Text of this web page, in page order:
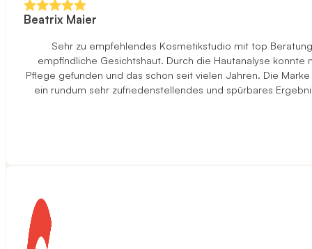
Beatrix Maier
Sehr zu empfehlendes Kosmetikstudio mit top
empfindliche Gesichtshaut. Durch die Hautanalyse
Pflege gefunden und das schon seit vielen Jahren. Die
ein rundum sehr zufriedenstellendes und spürbares